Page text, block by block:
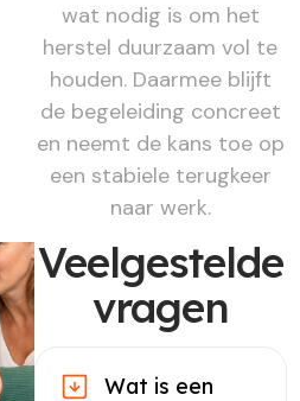
wat nodig is om het
herstel duurzaam vol te
houden. Daarmee blijft
de begeleiding concreet
en neemt de kans toe op
een stabiele terugkeer
naar werk.
Veelgestelde
vragen
Wat is een